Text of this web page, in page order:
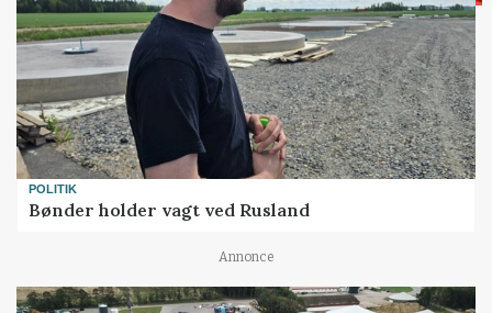
POLITIK
Bønder holder vagt ved Rusland
Annonce